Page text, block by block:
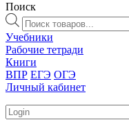
Поиск
Поиск
товаров
Учебники
Рабочие тетради
Книги
ВПР ЕГЭ ОГЭ
Личный кабинет